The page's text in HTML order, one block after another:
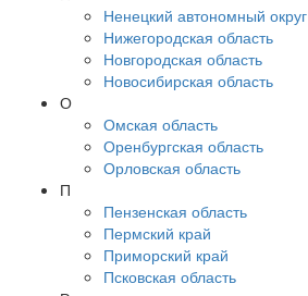
Ненецкий автономный округ
Нижегородская область
Новгородская область
Новосибирская область
О
Омская область
Оренбургская область
Орловская область
П
Пензенская область
Пермский край
Приморский край
Псковская область